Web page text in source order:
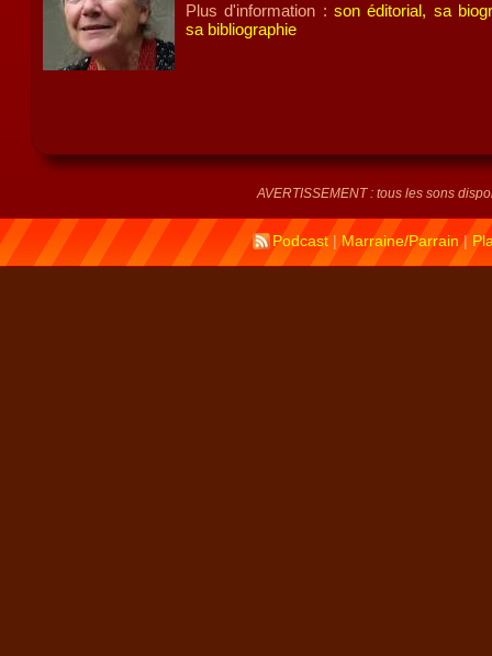
Plus d'information : son éditorial, sa
sa bibliographie
AVERTISSEMENT : tous les sons
Podcast |Marraine/Parrain|